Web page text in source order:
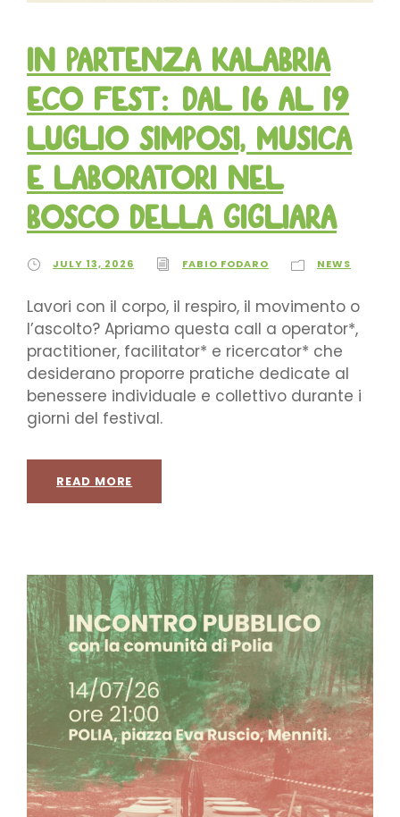
In partenza Kalabria
Eco Fest: dal 16 al 19
luglio simposi, musica
e laboratori nel
Bosco della Gigliara
JULY 13, 2026 FABIO FODARO NEWS
Lavori con il corpo, il respiro, il movimento o
l’ascolto? Apriamo questa call a operator*,
practitioner, facilitator* e ricercator* che
desiderano proporre pratiche dedicate al
benessere individuale e collettivo durante i
giorni del festival.
READ MORE